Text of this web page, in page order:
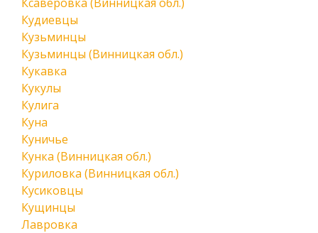
Кудиевцы
Кузьминцы
Кузьминцы (Винницкая обл.)
Кукавка
Кукулы
Кулига
Куна
Куничье
Кунка (Винницкая обл.)
Куриловка (Винницкая обл.)
Кусиковцы
Кущинцы
Лавровка